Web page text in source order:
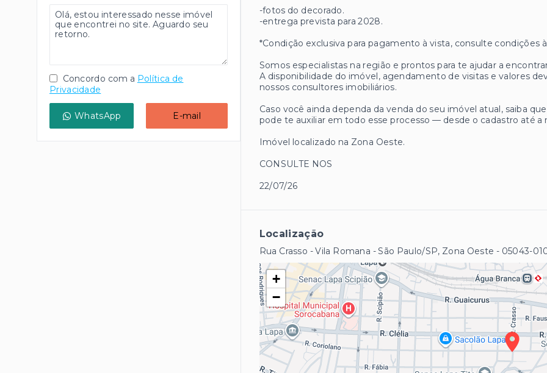
-fotos do decorado.
-entrega prevista para 2028.
*Condição exclusiva para pagamento à vista, consulte condições
Somos especialistas na região e prontos para te ajudar a
A disponibilidade do imóvel, agendamento de visitas e valores
nossos consultores imobiliários.
Caso você ainda dependa da venda do seu imóvel atual, saiba
pode te auxiliar em todo esse processo — desde o cadastro até a
Imóvel localizado na Zona Oeste.
CONSULTE NOS
22/07/26
Localização
Rua Crasso - Vila Romana - São Paulo/SP, Zona Oeste - 05043-
+
−
Concordo com a Política de
Privacidade
WhatsApp E-mail